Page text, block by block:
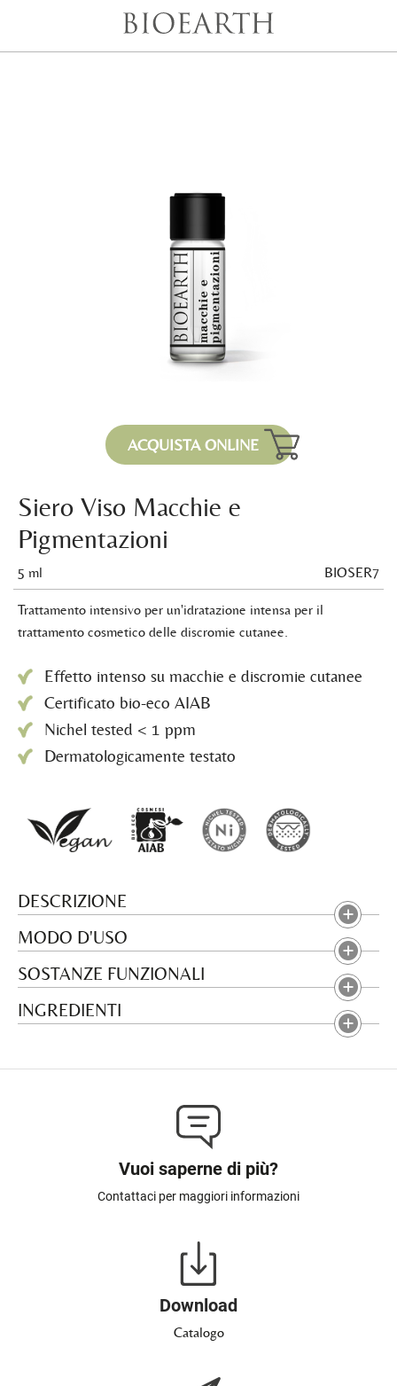
ACQUISTA ONLINE
Siero Viso Macchie e
Pigmentazioni
5 ml BIOSER7
Trattamento intensivo per un'idratazione intensa per il
trattamento cosmetico delle discromie cutanee.
Effetto intenso su macchie e discromie cutanee
Certificato bio-eco AIAB
Nichel tested < 1 ppm
Dermatologicamente testato
DESCRIZIONE
MODO D'USO
SOSTANZE FUNZIONALI
INGREDIENTI
Vuoi saperne di più?
Contattaci per maggiori informazioni
Download
Catalogo